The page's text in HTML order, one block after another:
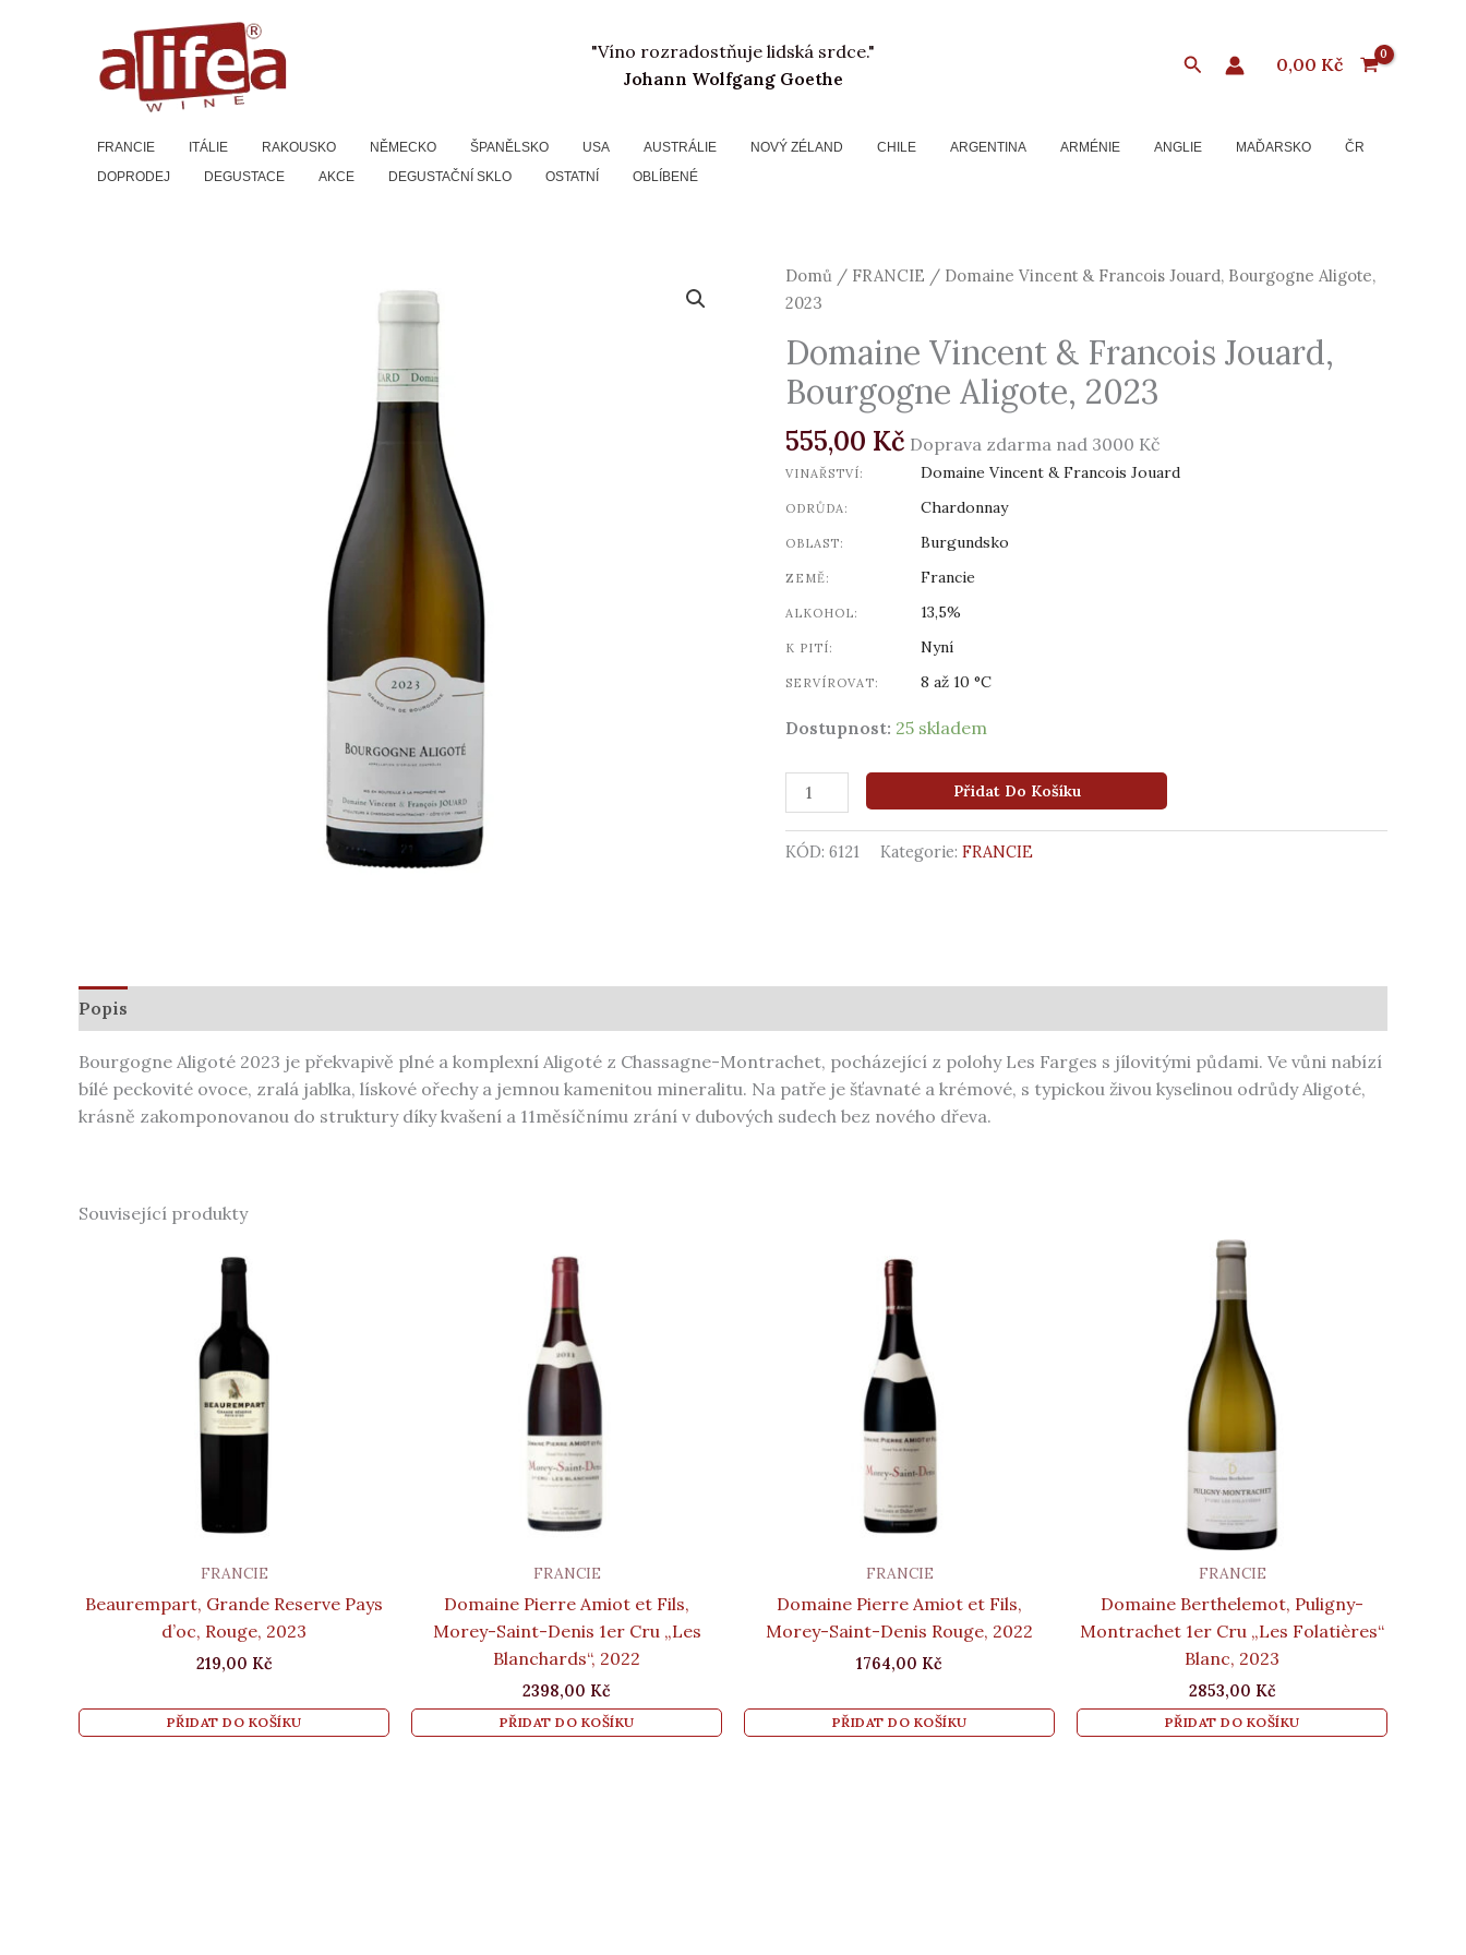
"Víno rozradostňuje lidská srdce."
Johann Wolfgang Goethe
Hledat 0,00 Kč
FRANCIE ITÁLIE RAKOUSKO NĚMECKO ŠPANĚLSKO USA AUSTRÁLIE NOVÝ ZÉLAND CHILE ARGENTINA ARMÉNIE ANGLIE MAĎARSKO
ČR
DOPRODEJ
DEGUSTACE AKCE DEGUSTAČNÍ SKLO OSTATNÍ OBLÍBENÉ
Domů / FRANCIE / Domaine Vincent & Francois Jouard, Bourgogne Aligote,
2023
Domaine Vincent & Francois Jouard,
Bourgogne Aligote, 2023
555,00 Kč Doprava zdarma nad 3000 Kč
VINAŘSTVÍ: Domaine Vincent & Francois Jouard
ODRŮDA: Chardonnay
OBLAST: Burgundsko
ZEMĚ: Francie
ALKOHOL: 13,5%
K PITÍ: Nyní
SERVÍROVAT: 8 až 10 °C
Dostupnost: 25 skladem
Domaine
Vincent
Francois
Jouard,
Bourgogne
Aligote,
2023
Přidat Do Košíku
KÓD: 6121 Kategorie: FRANCIE
Popis
Bourgogne Aligoté 2023 je překvapivě plné a komplexní Aligoté z Chassagne-Montrachet, pocházející z polohy Les Farges s jílovitými půdami. Ve vůni nabízí
bílé peckovité ovoce, zralá jablka, lískové ořechy a jemnou kamenitou mineralitu. Na patře je šťavnaté a krémové, s typickou živou kyselinou odrůdy Aligoté,
krásně zakomponovanou do struktury díky kvašení a 11měsíčnímu zrání v dubových sudech bez nového dřeva.
Související produkty
FRANCIE
Beaurempart, Grande Reserve Pays
d’oc, Rouge, 2023
219,00 Kč
PŘIDAT DO KOŠÍKU
FRANCIE
Domaine Pierre Amiot et Fils,
Morey-Saint-Denis 1er Cru „Les
Blanchards“, 2022
2398,00 Kč
PŘIDAT DO KOŠÍKU
FRANCIE
Domaine Pierre Amiot et Fils,
Morey-Saint-Denis Rouge, 2022
1764,00 Kč
PŘIDAT DO KOŠÍKU
FRANCIE
Domaine Berthelemot, Puligny-
Montrachet 1er Cru „Les Folatières“
Blanc, 2023
2853,00 Kč
PŘIDAT DO KOŠÍKU